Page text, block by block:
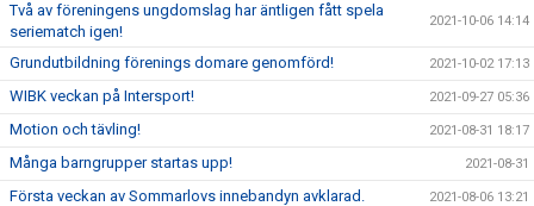
Två av föreningens ungdomslag har äntligen fått spela
seriematch igen!
2021-10-06 14:14
Grundutbildning förenings domare genomförd! 2021-10-02 17:13
WIBK veckan på Intersport! 2021-09-27 05:36
Motion och tävling! 2021-08-31 18:17
Många barngrupper startas upp! 2021-08-31
Första veckan av Sommarlovs innebandyn avklarad. 2021-08-06 13:21